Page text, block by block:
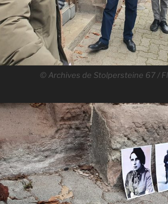
© Archives de Stolpersteine 67 /